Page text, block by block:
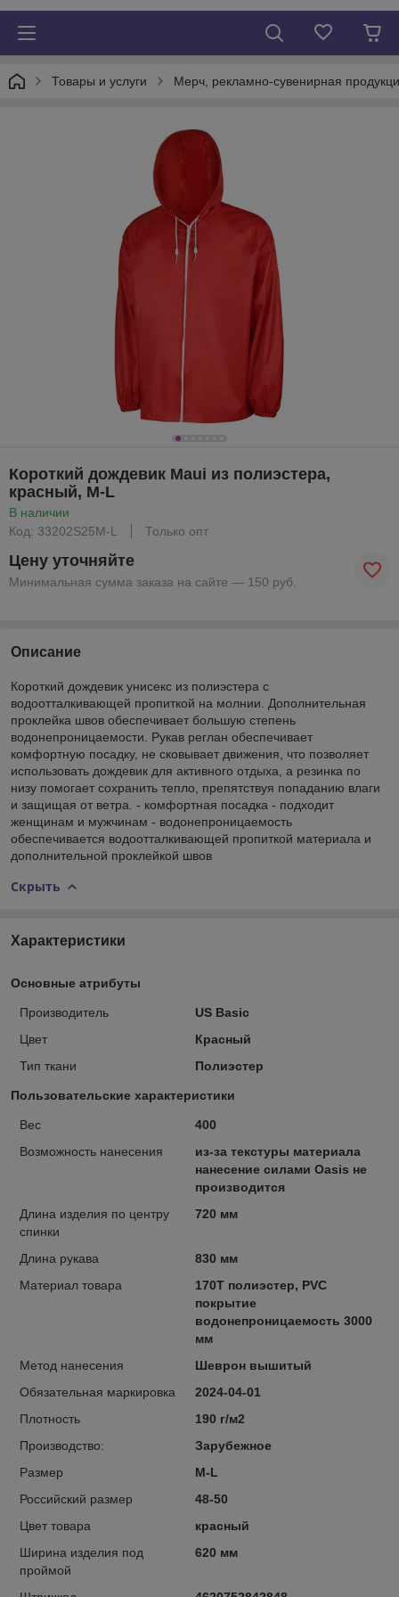
Товары и услуги Мерч, рекламно-сувенирная
Короткий дождевик Maui из полиэстера,
красный, M-L
В наличии
Код: 33202S25M-L
Только опт
Цену уточняйте
Минимальная сумма заказа на сайте — 150 руб.
Описание
Короткий дождевик унисекс из полиэстера с
водоотталкивающей пропиткой на молнии. Дополнительная
проклейка швов обеспечивает большую степень
водонепроницаемости. Рукав реглан обеспечивает
комфортную посадку, не сковывает движения, что позволяет
использовать дождевик для активного отдыха, а резинка по
низу помогает сохранить тепло, препятствуя попаданию влаги
и защищая от ветра. - комфортная посадка - подходит
женщинам и мужчинам - водонепроницаемость
обеспечивается водоотталкивающей пропиткой материала и
дополнительной проклейкой швов
Скрыть
Характеристики
Основные атрибуты
Производитель
US Basic
Цвет
Красный
Тип ткани
Полиэстер
Пользовательские характеристики
Вес
400
Возможность нанесения
из-за текстуры материала
нанесение силами Oasis не
производится
Длина изделия по центру
спинки
720 мм
Длина рукава
830 мм
Материал товара
170T полиэстер, PVC
покрытие
водонепроницаемость 3000
мм
Метод нанесения
Шеврон вышитый
Обязательная маркировка
2024-04-01
Плотность
190 г/м2
Производство:
Зарубежное
Размер
M-L
Российский размер
48-50
Цвет товара
красный
Ширина изделия под
проймой
620 мм